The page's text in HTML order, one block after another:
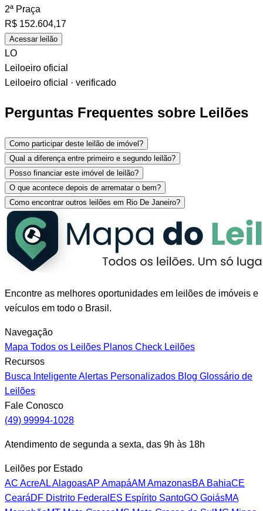
2ª Praça
R$ 152.604,17
Acessar leilão
LO
Leiloeiro oficial
Leiloeiro oficial · verificado
Perguntas Frequentes sobre Leilões
Como participar deste leilão de imóvel?
Qual a diferença entre primeiro e segundo leilão?
Posso financiar este imóvel de leilão?
O que acontece depois de arrematar o bem?
Como encontrar outros leilões em Rio De Janeiro?
Encontre as melhores oportunidades em leilões de imóveis e
veículos em todo o Brasil.
Navegação
Mapa Todos os Leilões Planos Check Leilões
Recursos
Busca InteligenteAlertas Personalizados Blog Glossário de
Leilões
Fale Conosco
(49) 99994-1028
Atendimento de segunda a sexta, das 9h às 18h
Leilões por Estado
AC AcreALAlagoasAP AmapáAM AmazonasBABahiaCE
CearáDF Distrito Federal ES Espírito SantoGO GoiásMA